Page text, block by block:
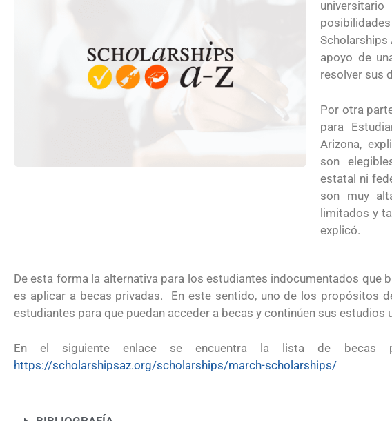
Scholarships
apoyo de
resolver sus
Por otra
para
Arizona,
son
estatal ni
son muy
limitados y
explicó.
De esta forma la alternativa para los estudiantes indocumentados que
es aplicar a becas privadas. En este sentido, uno de los propósitos
estudiantes para que puedan acceder a becas y continúen sus estudios
En el siguiente enlace se encuentra la lista de becas
https://scholarshipsaz.org/scholarships/march-scholarships/
USCIS anuncia cambio de regla que le permite
remitir casos de asilo a jueces de inmigración sin
entrevistar al solicitante
para la ciudadanía estadounidense en primavera
2026